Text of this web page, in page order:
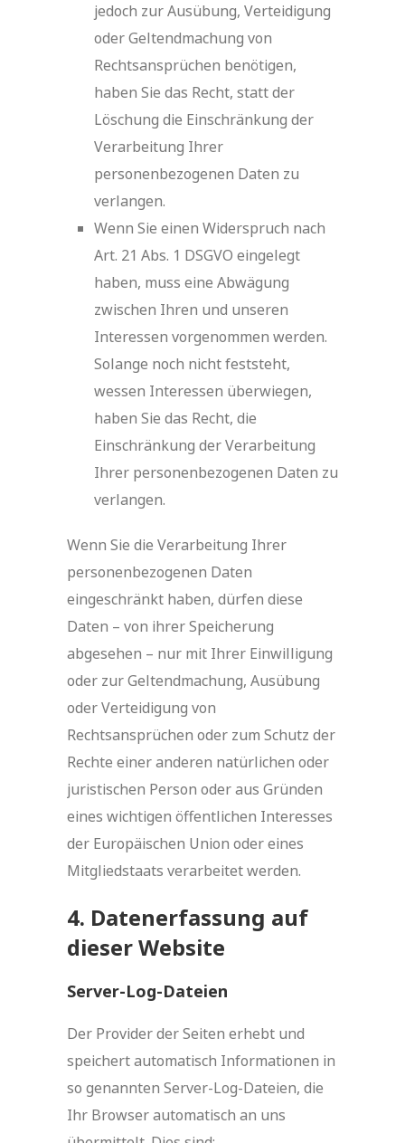
jedoch zur Ausübung, Verteidigung
oder Geltendmachung von
Rechtsansprüchen benötigen,
haben Sie das Recht, statt der
Löschung die Einschränkung der
Verarbeitung Ihrer
personenbezogenen Daten zu
verlangen.
Wenn Sie einen Widerspruch nach
Art. 21 Abs. 1 DSGVO eingelegt
haben, muss eine Abwägung
zwischen Ihren und unseren
Interessen vorgenommen werden.
Solange noch nicht feststeht,
wessen Interessen überwiegen,
haben Sie das Recht, die
Einschränkung der Verarbeitung
Ihrer personenbezogenen Daten zu
verlangen.
Wenn Sie die Verarbeitung Ihrer
personenbezogenen Daten
eingeschränkt haben, dürfen diese
Daten – von ihrer Speicherung
abgesehen – nur mit Ihrer Einwilligung
oder zur Geltendmachung, Ausübung
oder Verteidigung von
Rechtsansprüchen oder zum Schutz der
Rechte einer anderen natürlichen oder
juristischen Person oder aus Gründen
eines wichtigen öffentlichen Interesses
der Europäischen Union oder eines
Mitgliedstaats verarbeitet werden.
4. Datenerfassung auf
dieser Website
Server-Log-Dateien
Der Provider der Seiten erhebt und
speichert automatisch Informationen in
so genannten Server-Log-Dateien, die
Ihr Browser automatisch an uns